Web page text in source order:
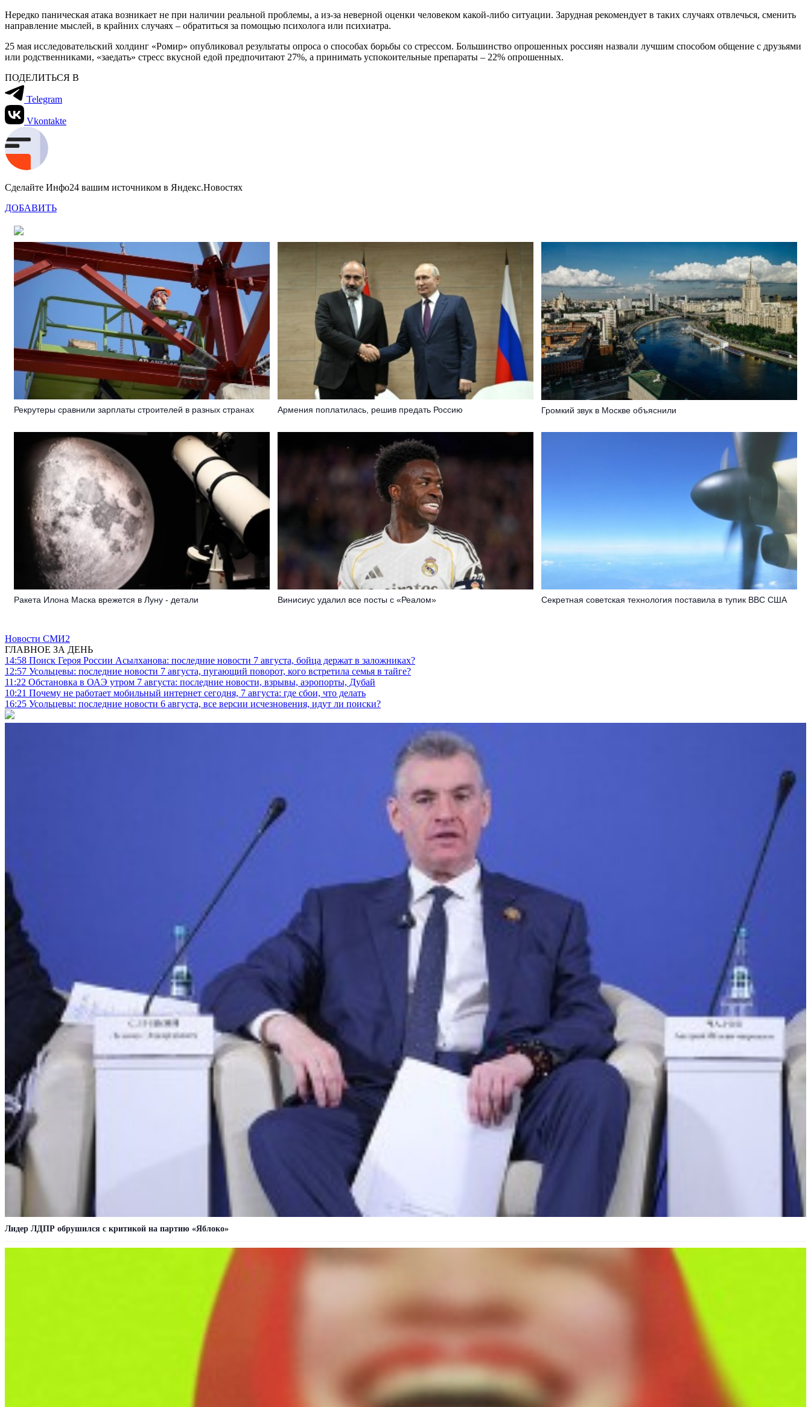
Нередко паническая атака возникает не при наличии реальной проблемы, а из-за неверной оценки человеком какой-либо ситуации. Зарудная рекомендует в таких случаях отвлечься, сменить
направление мыслей, в крайних случаях – обратиться за помощью психолога или психиатра.
25 мая исследовательский холдинг «Ромир» опубликовал результаты опроса о способах борьбы со стрессом. Большинство опрошенных россиян назвали лучшим способом общение с друзьями
или родственниками, «заедать» стресс вкусной едой предпочитают 27%, а принимать успокоительные препараты – 22% опрошенных.
ПОДЕЛИТЬСЯ В
Telegram
Vkontakte
Сделайте Инфо24 вашим источником в Яндекс.Новостях
ДОБАВИТЬ
Рекрутеры сравнили зарплаты строителей в разных странах Армения поплатилась, решив предать Россию Громкий звук в Москве объяснили
Ракета Илона Маска врежется в Луну - детали Винисиус удалил все посты с «Реалом» Секретная советская технология поставила в тупик ВВС США
Новости СМИ2
ГЛАВНОЕ ЗА ДЕНЬ
14:58 Поиск Героя России Асылханова: последние новости 7 августа, бойца держат в заложниках?
12:57 Усольцевы: последние новости 7 августа, пугающий поворот, кого встретила семья в тайге?
11:22 Обстановка в ОАЭ утром 7 августа: последние новости, взрывы, аэропорты, Дубай
10:21 Почему не работает мобильный интернет сегодня, 7 августа: где сбои, что делать
16:25 Усольцевы: последние новости 6 августа, все версии исчезновения, идут ли поиски?
Лидер ЛДПР обрушился с критикой на партию «Яблоко»